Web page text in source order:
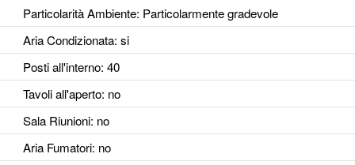
Particolarità Ambiente: Particolarmente gradevole
Aria Condizionata: si
Posti all'interno: 40
Tavoli all'aperto: no
Sala Riunioni: no
Aria Fumatori: no